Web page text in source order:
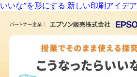
いいな”を形にする 新しい印刷アイデ